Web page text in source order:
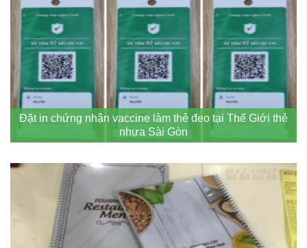
Đặt in chứng nhận vaccine làm thẻ đeo tại Thế Giới thẻ
nhựa Sài Gòn